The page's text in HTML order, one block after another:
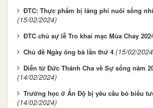
ĐTC: Thực phẩm bị lãng phí nuôi sống
(15/02/2024)
ĐTC chủ sự lễ Tro khai mạc Mùa Chay
Chủ đề Ngày ông bà lần thứ 4 (15/02/
Diễn từ Đức Thánh Cha về Sự sống năm
(14/02/2024)
Trường học ở Ấn Độ bị yêu cầu bỏ biểu
(14/02/2024)